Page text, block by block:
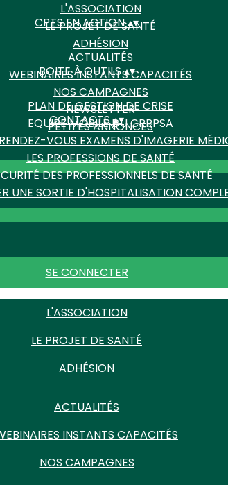
L'ASSOCIATION
LE PROJET DE SANTÉ
ADHÉSION
CPTS EN ACTION▴▾
ACTUALITÉS
WEBINAIRES INSTANTS CAPACITÉS
NOS CAMPAGNES
NEWSLETTER
PETITES ANNONCES
BOITE À OUTILS▴▾
PLAN DE GESTION DE CRISE
EQUIPE MOBILE DU CRRPSA
VOUS EXAMENS D'IMAGERIE
LES PROFESSIONS DE SANTÉ
DES PROFESSIONNELS DE SANTÉ
UNE SORTIE D'HOSPITALISATION
CONTACTS▴▾
SE CONNECTER
L'ASSOCIATION
LE PROJET DE SANTÉ
ADHÉSION
ACTUALITÉS
INSTANTS CAPACITÉS
NOS CAMPAGNES